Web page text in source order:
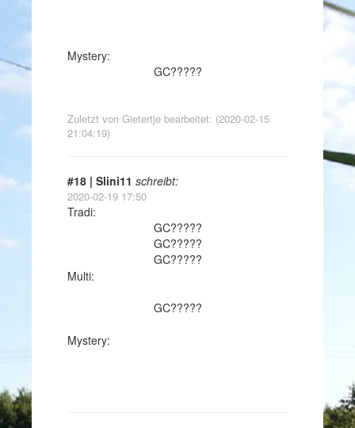
Mystery:
GC?????
Zuletzt von Gietertje bearbeitet: (2020-02-15
21:04:19)
#18 | Slini11 schreibt:
2020-02-19 17:50
Tradi:
GC?????
GC?????
GC?????
Multi:
GC?????
Mystery: